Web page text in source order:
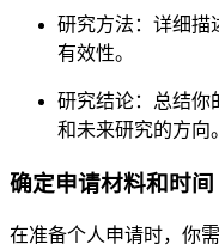
研究方法：详细描
有效性。
研究结论：总结你
和未来研究的方向。
确定申请材料和时间
在准备个人申请时，你